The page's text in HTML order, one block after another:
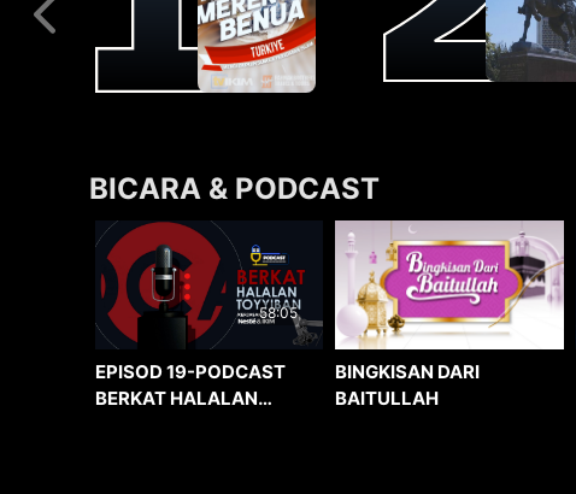
BICARA & PODCAST
58:05
EPISOD 19-PODCAST
BERKAT HALALAN
BINGKISAN DARI
BAITULLAH